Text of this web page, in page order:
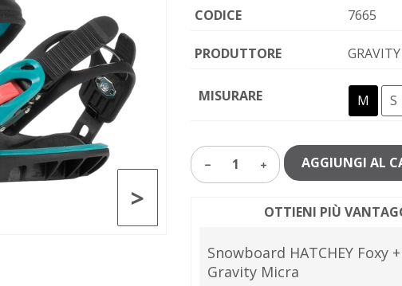
>
CODICE 7665
PRODUTTORE GRAVITY
MISURARE M S
1 AGGIUNGI AL
OTTIENI PIÙ
Snowboard HATCHEY
Gravity Micra